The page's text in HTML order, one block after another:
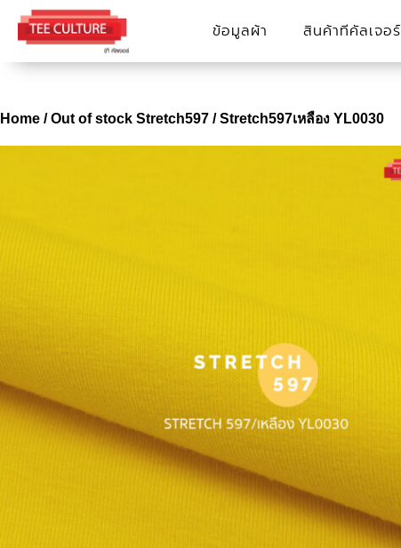
Skip
content
ข้อมูลผ้า สินค้าทีคัลเจอร์
Home /Out of stock Stretch597 / Stretch597เหลือง YL0030